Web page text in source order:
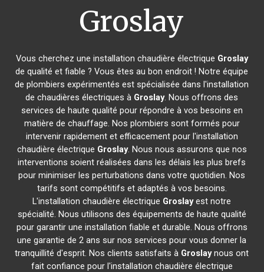
Groslay
Vous cherchez une installation chaudière électrique Groslay
de qualité et fiable ? Vous êtes au bon endroit ! Notre équipe
de plombiers expérimentés est spécialisée dans l'installation
de chaudières électriques à Groslay. Nous offrons des
services de haute qualité pour répondre à vos besoins en
matière de chauffage. Nos plombiers sont formés pour
intervenir rapidement et efficacement pour l'installation
chaudière électrique Groslay. Nous nous assurons que nos
interventions soient réalisées dans les délais les plus brefs
pour minimiser les perturbations dans votre quotidien. Nos
tarifs sont compétitifs et adaptés à vos besoins.
L'installation chaudière électrique Groslayest notre
spécialité. Nous utilisons des équipements de haute qualité
pour garantir une installation fiable et durable. Nous offrons
une garantie de 2 ans sur nos services pour vous donner la
tranquillité d'esprit. Nos clients satisfaits à Groslaynous ont
fait confiance pour l'installation chaudière électrique